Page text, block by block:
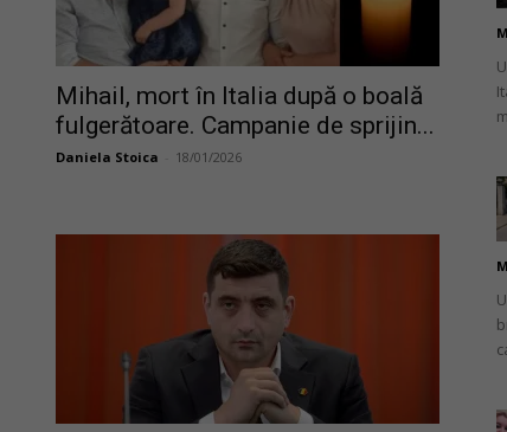
Mihail, mort în Italia după o boală
fulgerătoare. Campanie de sprijin...
Daniela Stoica 18/01/2026